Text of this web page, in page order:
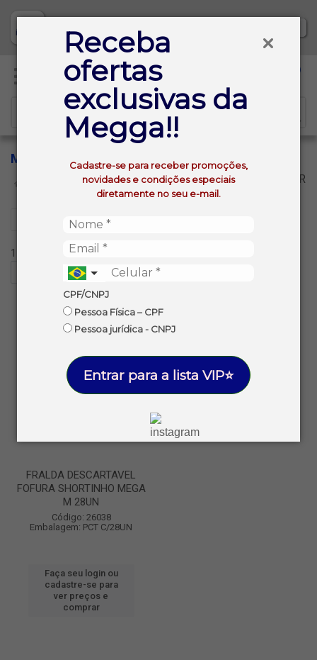
Receba
ofertas
exclusivas da
Megga!!
Cadastre-se para receber promoções,
novidades e condições especiais
diretamente no seu e-mail.
CPF/CNPJ
Pessoa Física – CPF
Pessoa jurídica - CNPJ
Entrar para a lista VIP⭐
M
VOLTAR
FRALDA SHORTINHO M
1 produtos ordenados por:
FRALDA DESCARTAVEL
FOFURA SHORTINHO MEGA
M 28UN
Código: 26038
Embalagem: PCT C/28UN
Faça seu login ou
cadastre-se para
ver preços e
comprar